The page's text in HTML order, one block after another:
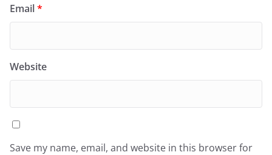
Email*
Website
Save my name, email, and website in this browser for